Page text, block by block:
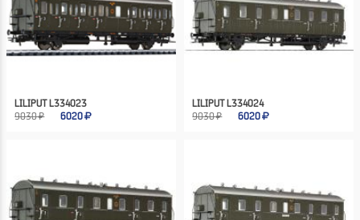
LILIPUT L334023
9030 ₽
6020
LILIPUT L334024
9030 ₽
6020